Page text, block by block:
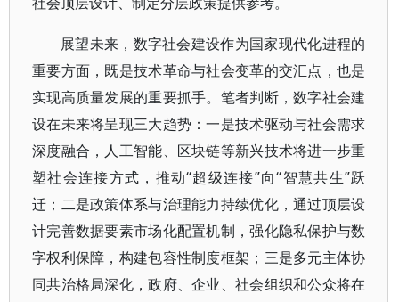
展望未来，数字社会建设作为国家现代化进程的
重要方面，既是技术革命与社会变革的交汇点，也是
实现高质量发展的重要抓手。笔者判断，数字社会建
设在未来将呈现三大趋势：一是技术驱动与社会需求
深度融合，人工智能、区块链等新兴技术将进一步重
塑社会连接方式，推动“超级连接”向“智慧共生”跃
迁；二是政策体系与治理能力持续优化，通过顶层设
计完善数据要素市场化配置机制，强化隐私保护与数
字权利保障，构建包容性制度框架；三是多元主体协
同共治格局深化，政府、企业、社会组织和公众将在